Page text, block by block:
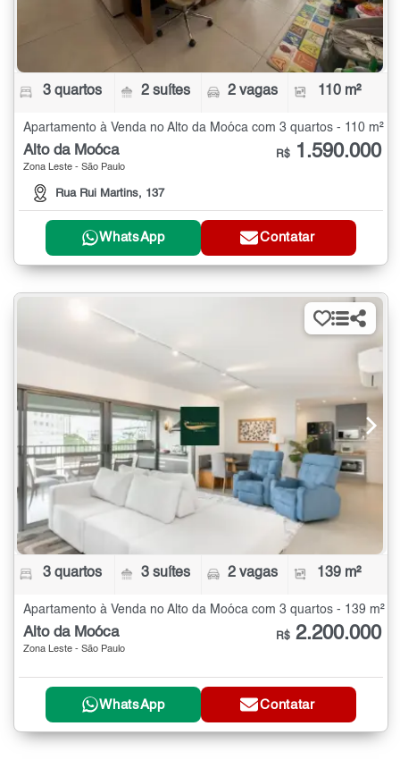
3 quartos 2 suítes 2 vagas 110 m²
Apartamento à Venda no Alto da Moóca com 3 quartos - 110 m²
Alto da Moóca
Zona Leste - São Paulo
Rua Rui Martins, 137
R$ 1.590.000
WhatsApp Contatar
3 quartos 3 suítes 2 vagas 139 m²
Apartamento à Venda no Alto da Moóca com 3 quartos - 139 m²
Alto da Moóca
Zona Leste - São Paulo
R$ 2.200.000
WhatsApp Contatar